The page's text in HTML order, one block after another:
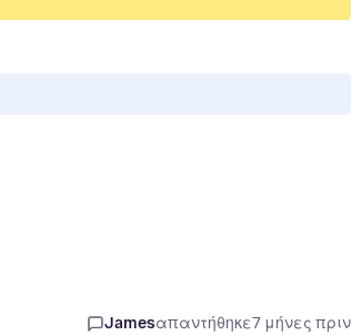
Jamesαπαντήθηκε7 μήνες πριν